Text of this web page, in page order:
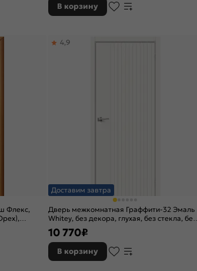
В корзину
Флекс,
Доставим завтра
Дверь межкомнатная Граффити-32 Эмаль
Whitey, без декора, глухая, без стекла, без
кромки, каркасно-щитовая
4,9
10 770₽
В корзину